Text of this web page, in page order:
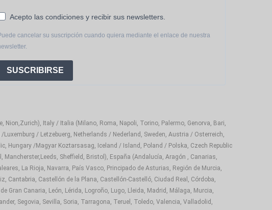
Acepto las condiciones y recibir sus newsletters.
cancelar su suscripción cuando quiera mediante el enlace de nuestra
SUSCRIBIRSE
Italy / Italia (Milano, Roma, Napoli, Torino, Palermo, Genorva, Bari,
/ Letzebuerg, Netherlands / Nederland, Sweden, Austria / Osterreich,
Hungary /Magyar Koztarsasag, Iceland / Island, Poland / Polska, Czech Republic
Sheffield, Bristol), España (Andalucía, Aragón , Canarias,
La Rioja, Navarra, País Vasco, Principado de Asturias, Región de Murcia,
Castellón de la Plana, Castellón-Castelló, Ciudad Real, Córdoba,
Gran Canaria, León, Lérida, Logroño, Lugo, Lleida, Madrid, Málaga, Murcia,
Segovia, Sevilla, Soria, Tarragona, Teruel, Toledo, Valencia, Valladolid,